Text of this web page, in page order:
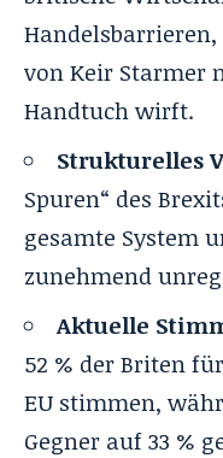
von Keir Starmer
Handtuch wirft.
Strukturelles
Spuren“ des
gesamte System
zunehmend
Aktuelle
52 % der Briten
EU stimmen,
Gegner auf 33 %